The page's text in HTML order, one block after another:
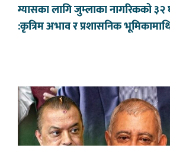
ग्यासका लागि जुम्लाका नागरिकको ३२
:कृत्रिम अभाव र प्रशासनिक भूमिकामाथि